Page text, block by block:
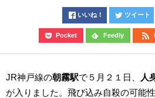
いいね！ ツイート
Pocket Feedly
JR神戸線の朝霧駅で５月２１日、 人
が入りました。飛び込み自殺の可能性